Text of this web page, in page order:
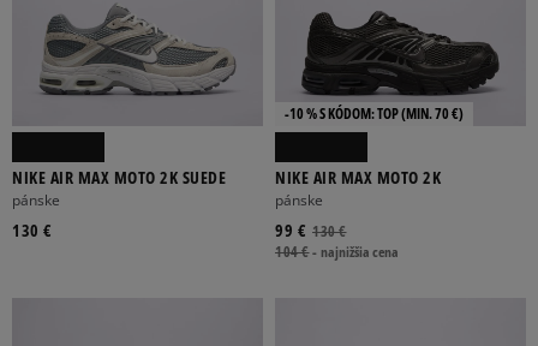
NIKE AIR MAX MOTO 2K SUEDE
pánske
130 €
-10 % S KÓDOM: TOP (MIN. 70 €)
NIKE AIR MAX MOTO 2K
pánske
130 €
99 €
104 €-najnižšia cena